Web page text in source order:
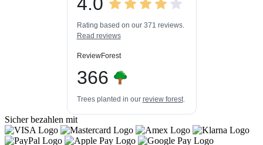
3
ProvenExpert.com
Blick aufs ProvenExpert-Profil werfen
06.08.2026
Rating based on our 371 reviews.
Read reviews
ReviewForest
366
Trees planted in our review forest.
Sicher bezahlen mit